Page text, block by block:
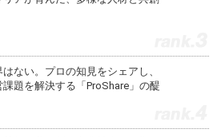
ない。プロの知見をシェアし、
題を解決する「ProShare」の醍